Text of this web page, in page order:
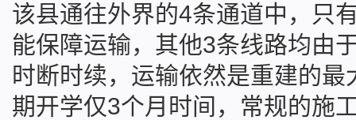
该县通往外界的4条通道中，只
能保障运输，其他3条线路均由
时断时续，运输依然是重建的
期开学仅3个月时间，常规的施